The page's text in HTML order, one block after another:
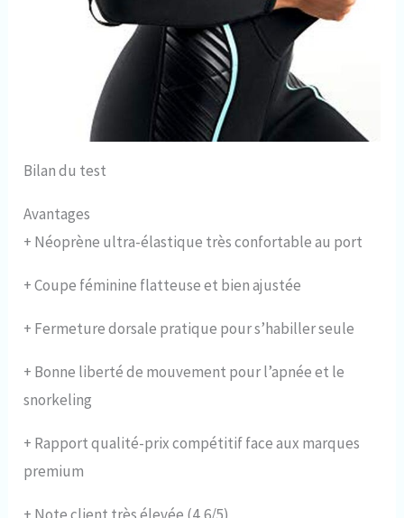
Bilan du test
Avantages
+ Néoprène ultra-élastique très confortable au port
+Coupe féminine flatteuse et bien ajustée
+ Fermeture dorsale pratique pour s’habiller seule
+ Bonne liberté de mouvement pour l’apnée et le
snorkeling
+ Rapport qualité-prix compétitif face aux marques
premium